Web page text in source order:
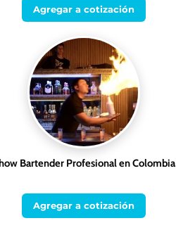
Agregar a cotización
Bartender Profesional en Colombia
Agregar a cotización